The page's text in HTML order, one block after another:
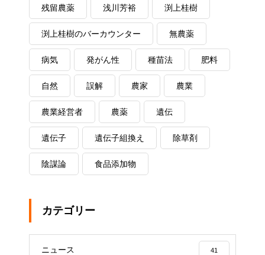
残留農薬 浅川芳裕 渕上桂樹
渕上桂樹のバーカウンター 無農薬
病気 発がん性 種苗法 肥料
自然 誤解 農家 農業
農業経営者 農薬 遺伝
遺伝子 遺伝子組換え 除草剤
陰謀論 食品添加物
カテゴリー
ニュース 41